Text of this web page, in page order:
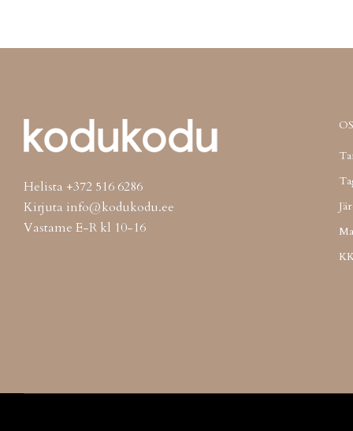
Helista +372 516 6286
Kirjuta info@kodukodu.ee
Vastame E-R kl 10-16